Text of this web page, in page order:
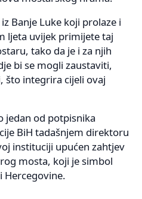
Banje Luke koji prolaze i
ljeta uvijek primijete taj
tako da je i za njih
bi se mogli zaustaviti,
integrira cijeli ovaj
jedan od potpisnika
BiH tadašnjem direktoru
instituciji upućen zahtjev
mosta, koji je simbol
Hercegovine.